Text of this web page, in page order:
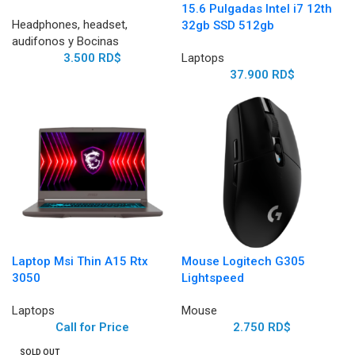
Headphones, headset,
audifonos y Bocinas
3.500 RD$
15.6 Pulgadas Intel i7 12th
32gb SSD 512gb
Laptops
37.900 RD$
Laptop Msi Thin A15 Rtx
3050
Laptops
Call for Price
Mouse Logitech G305
Lightspeed
Mouse
2.750 RD$
SOLD OUT